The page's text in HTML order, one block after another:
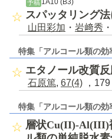
予稿
スパッタリング
山田彩加 ・ 岩﨑秀 ・
特集「アルコール類の
エタノール改質
石原篤, 67(4) ，
特集「アルコール類の
層状Cu(II)-Al(III)